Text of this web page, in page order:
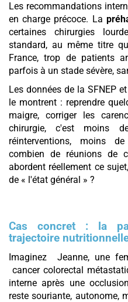
Les recommandations
en charge précoce. La
certaines chirurgies
standard, au même titre
France, trop de patients
parfois à un stade sévère,
Les données de la SFNEP
le montrent : reprendre
maigre, corriger les
chirurgie, c'est moins
réinterventions, moins
combien de réunions de
abordent réellement ce
de « l'état général » ?
Cas concret : la
trajectoire
Imaginez Jeanne, une
cancer colorectal
interne après une
reste souriante, autonome,